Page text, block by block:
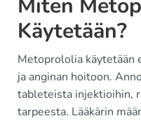
Käytetään?
Metoprololia käytetään
ja anginan hoitoon.
tableteista injektioihin,
tarpeesta. Lääkärin